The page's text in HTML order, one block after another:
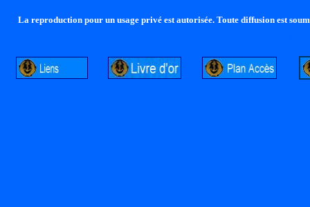
La reproduction pour un usage privé est autorisée. Toute diffusion est